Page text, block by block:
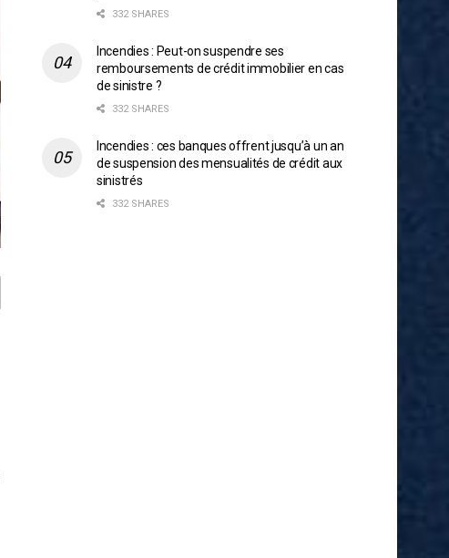
332 SHARES
Incendies : Peut-on suspendre ses
remboursements de crédit immobilier en cas
de sinistre ?
332 SHARES
Incendies : ces banques offrent jusqu’à un an
de suspension des mensualités de crédit aux
sinistrés
332 SHARES